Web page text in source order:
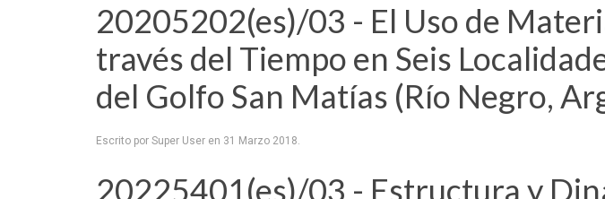
20205202(es)/03 - El Uso de
través del Tiempo en Seis
del Golfo San Matías (Río Negro,
Escrito por Super User en 31 Marzo 2018.
20225401(es)/03 - Estructura y